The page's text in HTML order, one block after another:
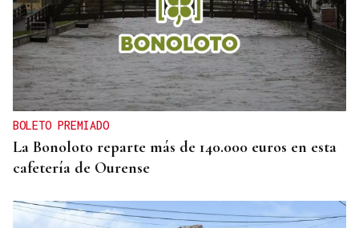
BOLETO PREMIADO
La Bonoloto reparte más de 140.000 euros en esta
cafetería de Ourense